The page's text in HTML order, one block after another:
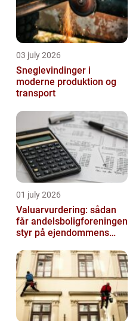
03 july 2026
Sneglevindinger i
moderne produktion og
transport
01 july 2026
Valuarvurdering: sådan
får andelsboligforeningen
styr på ejendommens